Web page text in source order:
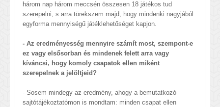
három nap három meccsén összesen 18 játékos tud
szerepelni, s arra törekszem majd, hogy mindenki nagyjából
egyforma mennyiségű játéklehetőséget kapjon.
- Az eredményesség mennyire számít most, szempont-e
ez vagy elsősorban és mindenek felett arra vagy
kíváncsi, hogy komoly csapatok ellen miként
szerepelnek a jelöltjeid?
- Sosem mindegy az eredmény, ahogy a bemutatkozó
sajtótájékoztatómon is mondtam: minden csapat ellen